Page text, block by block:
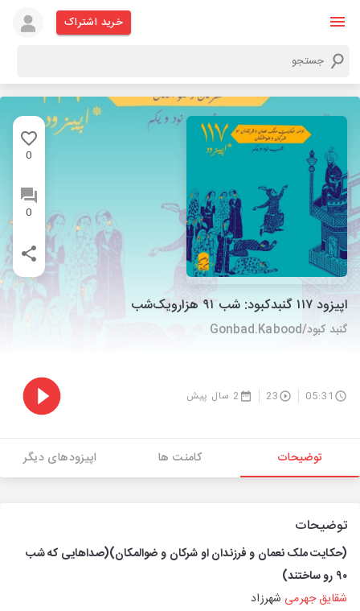
خرید اشتراک
0
0
اپیزود ۱۱۷ گنبدکبود:‌ شب ۹۱ هزارویک‌شب
گنبد کبود/Gonbad.Kabood
05:31
23 2 سال پیش
توضیحات کامنت ها اپیزودهای دیگر
توضیحات
(حکایت ملک نعمان و فرزندان او شرکان و ضوالمکان)(صداهایی که شب
۹۰ رو ساختند)
شقایق جهرمی شهرزاد